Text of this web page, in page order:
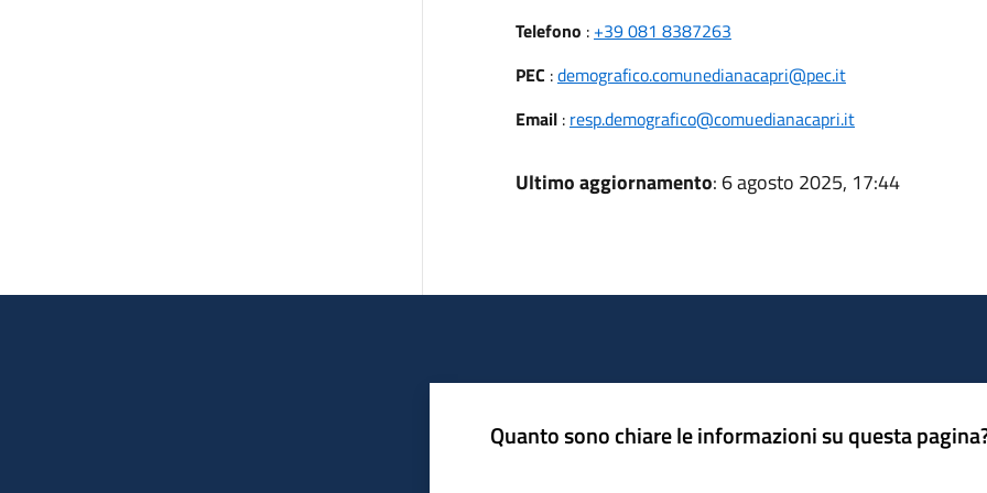
Telefono : +39 081 8387263
PEC :demografico.comunedianacapri@pec.it
Email: resp.demografico@comuedianacapri.it
Ultimo aggiornamento: 6 agosto 2025, 17:44
Quanto sono chiare le informazioni su questa